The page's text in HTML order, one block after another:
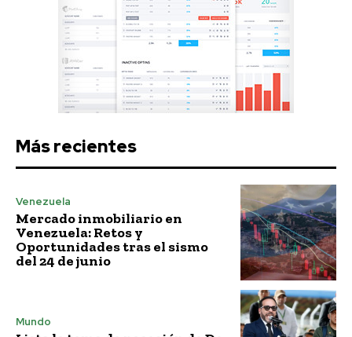
Más recientes
Venezuela
Mercado inmobiliario en
Venezuela: Retos y
Oportunidades tras el sismo
del 24 de junio
Mundo